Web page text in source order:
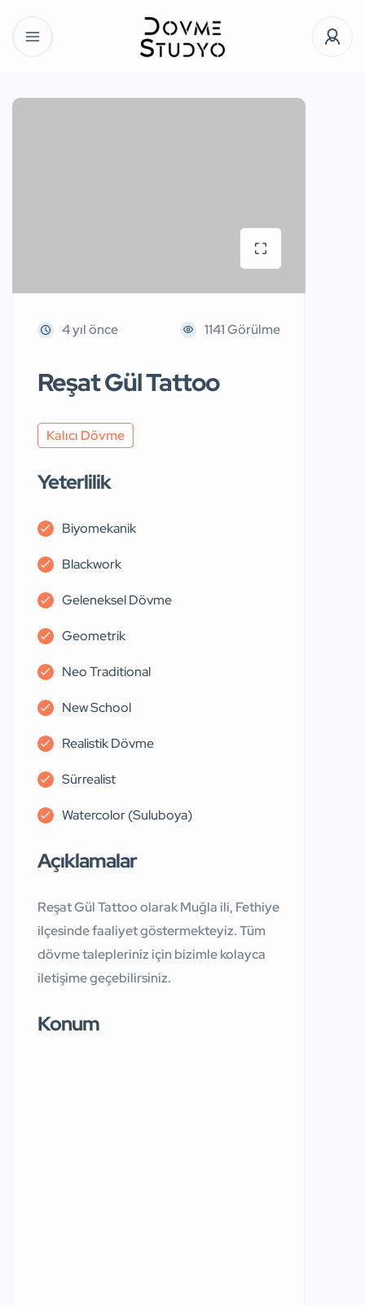
4 yıl önce 1141 Görülme
Reşat Gül Tattoo
Kalıcı Dövme
Yeterlilik
Biyomekanik
Blackwork
Geleneksel Dövme
Geometrik
Neo Traditional
New School
Realistik Dövme
Sürrealist
Watercolor (Suluboya)
Açıklamalar
Reşat Gül Tattoo olarak Muğla ili, Fethiye
ilçesinde faaliyet göstermekteyiz. Tüm
dövme talepleriniz için bizimle kolayca
iletişime geçebilirsiniz.
Konum